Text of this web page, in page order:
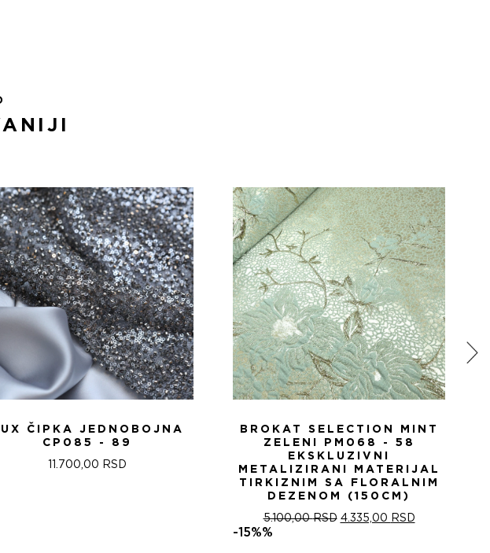
ČIPKA JEDNOBOJNA
CP085 - 89
11.700,00 RSD
BROKAT SELECTION MINT
ZELENI PM068 - 58
EKSKLUZIVNI
METALIZIRANI MATERIJAL
TIRKIZNIM SA FLORALNIM
DEZENOM (150CM)
5.100,00RSD ОРИГИНАЛНА
4.335,00 RSDТРЕНУТНА
-15%%